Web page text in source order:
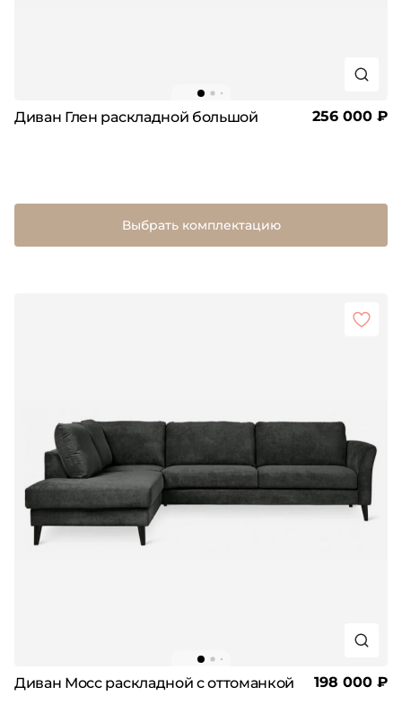
Диван Глен раскладной большой 256 000 ₽
Выбрать комплектацию
Диван Мосс раскладной с оттоманкой 198 000 ₽